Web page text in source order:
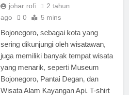
johar rofi
2 tahun
ago
0 5 mins
Bojonegoro, sebagai kota yang
sering dikunjungi oleh wisatawan,
juga memiliki banyak tempat wisata
yang menarik, seperti Museum
Bojonegoro, Pantai Degan, dan
Wisata Alam Kayangan Api. T-shirt